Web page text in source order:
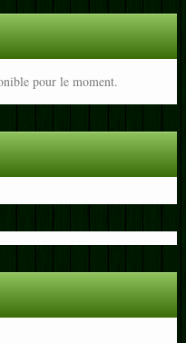
pour le moment.